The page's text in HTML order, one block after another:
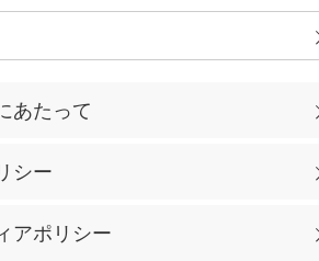
あたって
シー
アポリシー